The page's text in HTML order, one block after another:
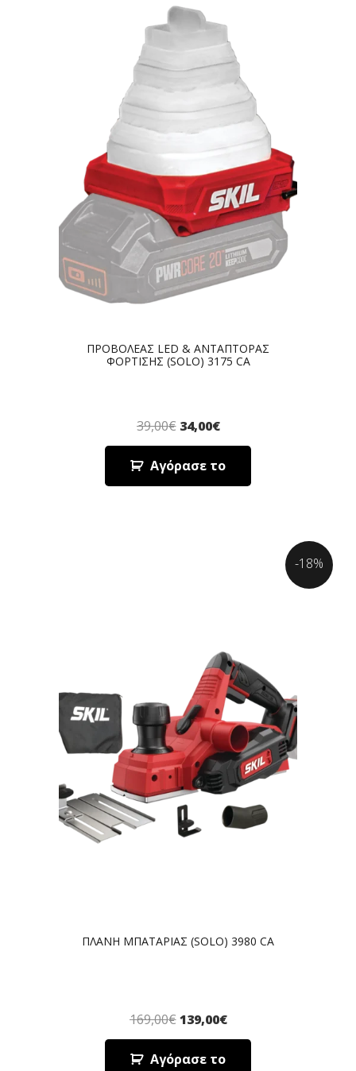
ΠΡΟΒΟΛΕΑΣ LED & ΑΝΤΑΠΤΟΡΑΣ
ΦΟΡΤΙΣΗΣ (SOLO) 3175 CA
39,00€ 34,00€
Αγόρασε το
ΠΛΑΝΗ ΜΠΑΤΑΡΙΑΣ (SOLO) 3980 CA
169,00€ 139,00€
Αγόρασε το
-18%